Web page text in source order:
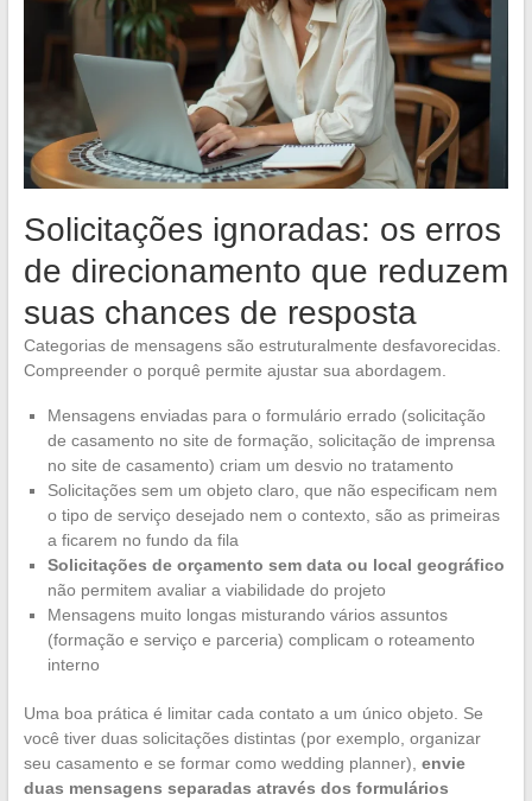
Solicitações ignoradas: os erros
de direcionamento que reduzem
suas chances de resposta
Categorias de mensagens são estruturalmente desfavorecidas.
Compreender o porquê permite ajustar sua abordagem.
Mensagens enviadas para o formulário errado (solicitação
de casamento no site de formação, solicitação de imprensa
no site de casamento) criam um desvio no tratamento
Solicitações sem um objeto claro, que não especificam nem
o tipo de serviço desejado nem o contexto, são as primeiras
a ficarem no fundo da fila
Solicitações de orçamento sem data ou local geográfico
não permitem avaliar a viabilidade do projeto
Mensagens muito longas misturando vários assuntos
(formação e serviço e parceria) complicam o roteamento
interno
Uma boa prática é limitar cada contato a um único objeto. Se
você tiver duas solicitações distintas (por exemplo, organizar
seu casamento e se formar como wedding planner), envie
duas mensagens separadas através dos formulários